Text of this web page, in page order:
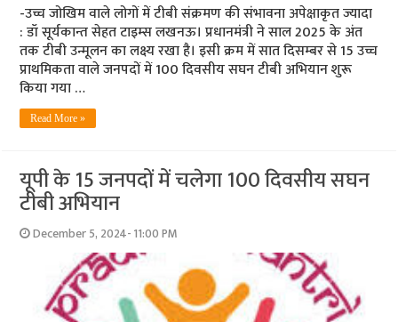
-उच्च जोखिम वाले लोगों में टीबी संक्रमण की संभावना अपेक्षाकृत ज्यादा
: डॉ सूर्यकान्त सेहत टाइम्स लखनऊ। प्रधानमंत्री ने साल 2025 के अंत
तक टीबी उन्मूलन का लक्ष्य रखा है। इसी क्रम में सात दिसम्बर से 15 उच्च
प्राथमिकता वाले जनपदों में 100 दिवसीय सघन टीबी अभियान शुरू
किया गया …
Read More »
यूपी के 15 जनपदों में चलेगा 100 दिवसीय सघन
टीबी अभियान
December 5, 2024- 11:00 PM